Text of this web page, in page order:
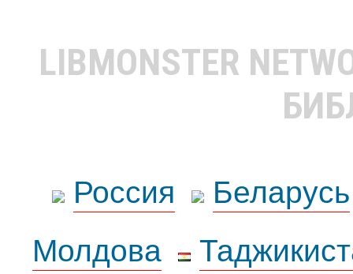
LIBMONSTER
Россия
Беларусь
Молдова